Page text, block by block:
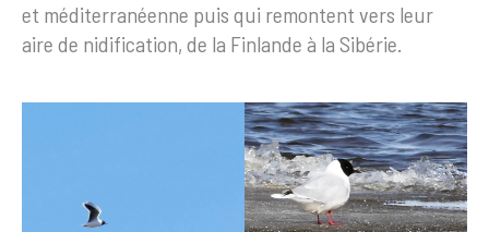
et méditerranéenne puis qui remontent vers leur
aire de nidification, de la Finlande à la Sibérie.